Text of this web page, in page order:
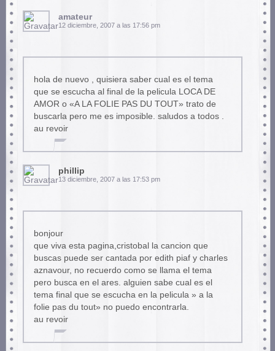
amateur
12 diciembre, 2007 a las 17:56 pm
hola de nuevo , quisiera saber cual es el tema
que se escucha al final de la pelicula LOCA DE
AMOR o «A LA FOLIE PAS DU TOUT» trato de
buscarla pero me es imposible. saludos a todos .
au revoir
phillip
13 diciembre, 2007 a las 17:53 pm
bonjour
que viva esta pagina,cristobal la cancion que
buscas puede ser cantada por edith piaf y charles
aznavour, no recuerdo como se llama el tema
pero busca en el ares. alguien sabe cual es el
tema final que se escucha en la pelicula » a la
folie pas du tout» no puedo encontrarla.
au revoir